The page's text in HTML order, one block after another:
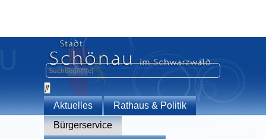
Aktuelles
Rathaus & Politik
Bürgerservice